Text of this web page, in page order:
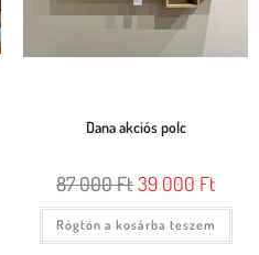
Dana akciós polc
87 000Ft39 000 Ft
Rögtön a kosárba teszem